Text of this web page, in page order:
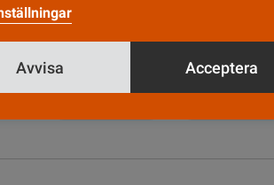
Avvisa Acceptera